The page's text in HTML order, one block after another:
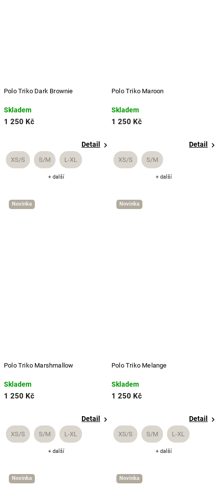
Polo Triko Dark Brownie
Skladem
1 250 Kč
Detail
XS/S S/M L-XL
+ další
Polo Triko Maroon
Skladem
1 250 Kč
Detail
XS/S S/M
+ další
Novinka
Polo Triko Marshmallow
Skladem
1 250 Kč
Detail
XS/S S/M L-XL
+ další
Novinka
Polo Triko Melange
Skladem
1 250 Kč
Detail
XS/S S/M L-XL
+ další
Novinka Novinka